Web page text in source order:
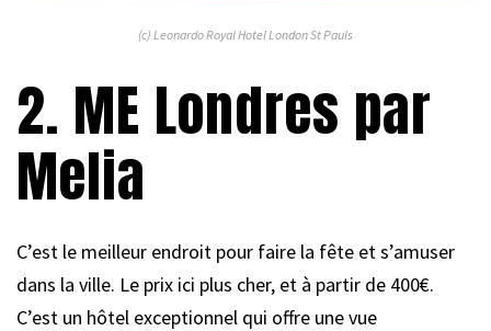
(c) Leonardo Royal Hotel London St Pauls
2. ME Londres par
Melia
C’est le meilleur endroit pour faire la fête et s’amuser
dans la ville. Le prix ici plus cher, et à partir de 400€.
C’est un hôtel exceptionnel qui offre une vue